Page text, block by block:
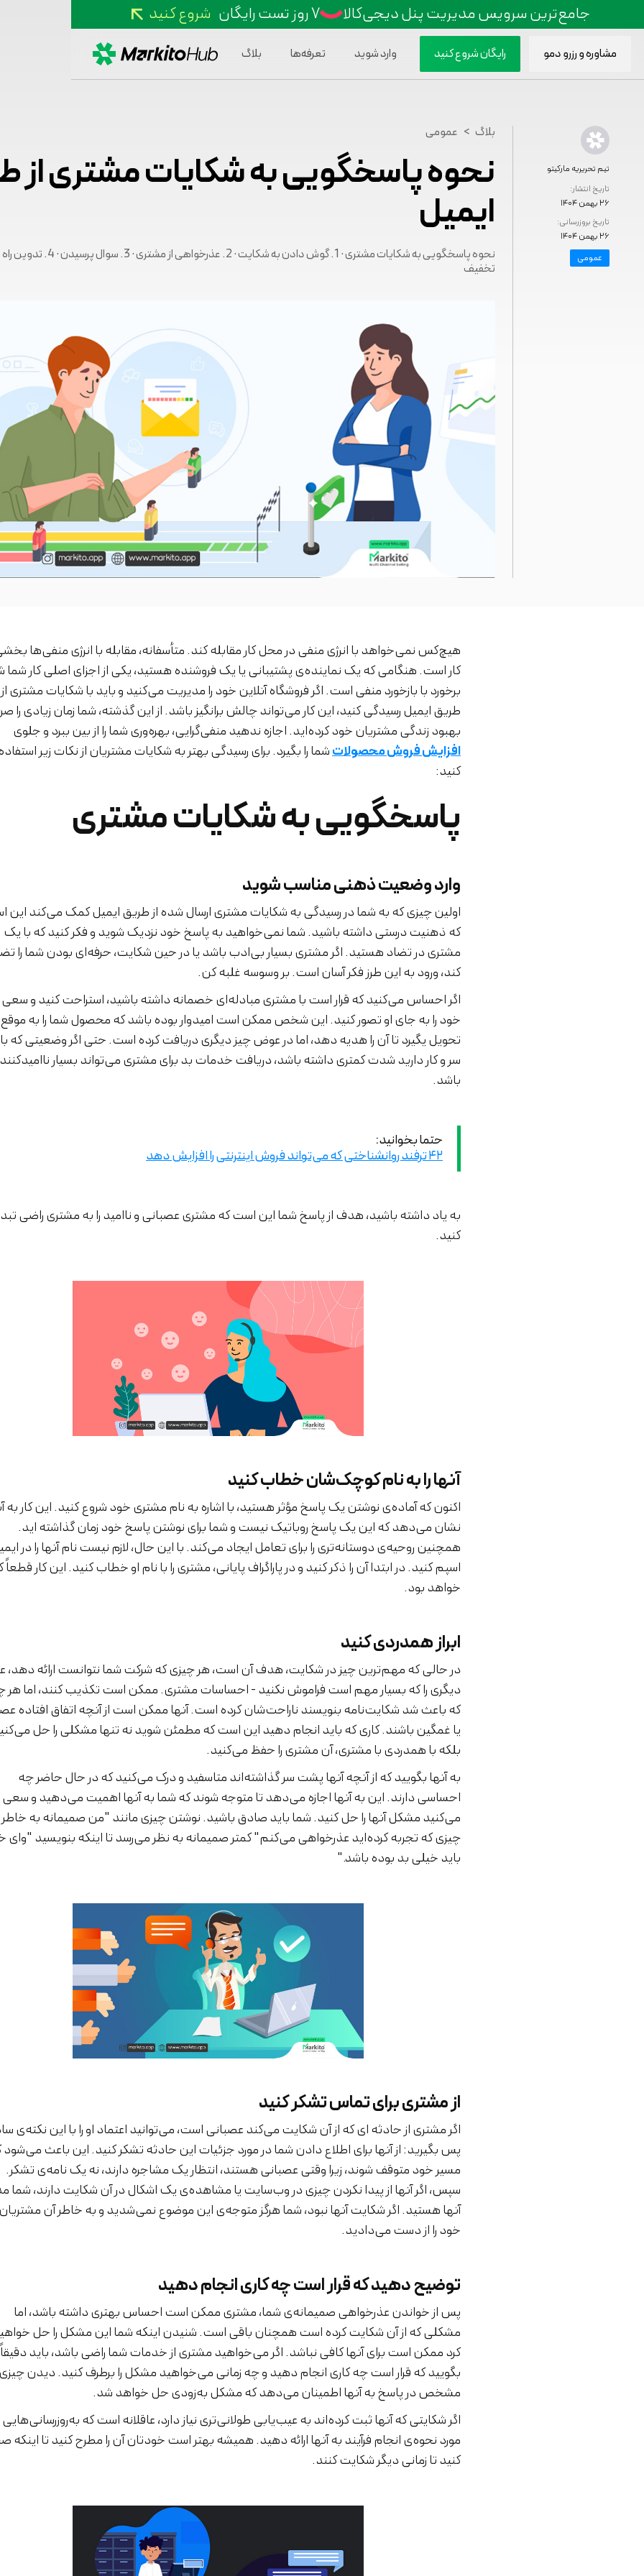
جامع‌ترین سرویس مدیریت پنل دیجی‌کالا ۷ روز تست رایگان شروع کنید
مشاوره و رزرو دمو رایگان شروع کنید وارد شوید تعرفه‌ها بلاگ
تیم تحریریه مارکیتو
تاریخ انتشار:
۲۶ بهمن ۱۴۰۴
تاریخ بروزرسانی:
۲۶ بهمن ۱۴۰۴
عمومی
بلاگ > عمومی
نحوه پاسخگویی به شکایات مشتری از
ایمیل
تخفیف
هیچ‌کس نمی‌خواهد با انرژی منفی در محل کار مقابله کند. متأسفانه، مقابله با انرژی منفی‌ها
کار است. هنگامی که یک نماینده‌ی پشتیبانی یا یک فروشنده هستید، یکی از اجزای اصلی کار شما
برخورد با بازخورد منفی است. اگر فروشگاه آنلاین خود را مدیریت می‌کنید و باید با شکایات مشتری از
طریق ایمیل رسیدگی کنید، این کار می‌تواند چالش برانگیز باشد. از این گذشته، شما زمان زیادی را
بهبود زندگی مشتریان خود کرده‌اید. اجازه ندهید منفی‌گرایی، بهره‌وری شما را از بین ببرد و جلوی
افزایش فروش محصولاتشما را بگیرد. برای رسیدگی بهتر به شکایات مشتریان از نکات زیر
کنید:
پاسخگویی به شکایات مشتری
وارد وضعیت ذهنی مناسب شوید
اولین چیزی که به شما در رسیدگی به شکایات مشتری ارسال شده از طریق ایمیل کمک می‌کند این
که ذهنیت درستی داشته باشید. شما نمی‌خواهید به پاسخ خود نزدیک شوید و فکر کنید که با یک
مشتری در تضاد هستید. اگر مشتری بسیار بی‌ادب باشد یا در حین شکایت، حرفه‌ای بودن شما را
کند، ورود به این طرز فکر آسان است. بر وسوسه‌ غلبه کن.
اگر احساس می‌کنید که قرار است با مشتری مبادله‌ای خصمانه داشته باشید، استراحت کنید و سعی
خود را به جای او تصور کنید. این شخص ممکن است امیدوار بوده باشد که محصول شما را به موقع
تحویل یگیرد تا آن را هدیه دهد، اما در عوض چیز دیگری دریافت کرده است. حتی اگر وضعیتی که
سر و کار دارید شدت کمتری داشته باشد، دریافت خدمات بد برای مشتری می‌تواند بسیار
باشد.
حتما بخوانید:
۴۲ ترفند روانشناختی که می‌تواند فروش اینترنتی را افزایش دهد
به یاد داشته باشید، هدف از پاسخ شما این است که مشتری عصبانی و ناامید را به مشتری راضی
کنید.
آنها را به نام کوچک‌شان خطاب کنید
اکنون که آماده‌ی نوشتن یک پاسخ مؤثر هستید، با اشاره به نام مشتری خود شروع کنید. این کار به
نشان می‌دهد که این یک پاسخ روباتیک نیست و شما برای نوشتن پاسخ خود زمان گذاشته اید.
همچنین روحیه‌ی دوستانه‌تری را برای تعامل ایجاد می‌کند. با این حال، لازم نیست نام آنها را در
اسپم کنید. در ابتدا آن را ذکر کنید و در پاراگراف پایانی، مشتری را با نام او خطاب کنید. این کار قطعاً
خواهد بود.
ابراز همدردی کنید
در حالی که مهم‌ترین چیز در شکایت، هدف آن است، هر چیزی که شرکت شما نتوانست ارائه دهد،
دیگری را که بسیار مهم است فراموش نکنید - احساسات مشتری. ممکن است تکذیب کنند، اما هر
که باعث شد شکایت‌نامه بنویسند ناراحت‌شان کرده است. آنها ممکن است از آنچه اتفاق افتاده
یا غمگین باشند. کاری که باید انجام دهید این است که مطمئن شوید نه تنها مشکلی را حل
بلکه با همدردی با مشتری، آن مشتری را حفظ می‌کنید.
به آنها بگویید که از آنچه آنها پشت سر گذاشته‌اند متاسفید و درک می‌کنید که در حال حاضر چه
احساسی دارند. این به آنها اجازه می‌دهد تا متوجه شوند که شما به آنها اهمیت می‌دهید و سعی
می‌کنید مشکل آنها را حل کنید. شما باید صادق باشید. نوشتن چیزی مانند "من صمیمانه به خاطر
چیزی که تجربه کرده‌اید عذرخواهی می‌کنم" کمتر صمیمانه به نظر می‌رسد تا اینکه بنویسید "وای
باید خیلی بد بوده باشد."
از مشتری برای تماس تشکر کنید
اگر مشتری از حادثه ای که از آن شکایت می‌کند عصبانی است، می‌توانید اعتماد او را با این نکته‌ی
پس بگیرید: از آنها برای اطلاع دادن شما در مورد جزئیات این حادثه تشکر کنید. این باعث می‌شود
مسیر خود متوقف شوند، زیرا وقتی عصبانی هستند، انتظار یک مشاجره دارند، نه یک نامه‌ی تشکر.
سپس، اگر آنها از پیدا نکردن چیزی در وب‌سایت یا مشاهده‌ی یک اشکال در آن شکایت دارند، شما
آنها هستید. اگر شکایت آنها نبود، شما هرگز متوجه‌ی این موضوع نمی‌شدید و به خاطر آن مشتریان
خود را از دست می‌دادید.
توضیح دهید که قرار است چه کاری انجام دهید
پس از خواندن عذرخواهی صمیمانه‌ی شما، مشتری ممکن است احساس بهتری داشته باشد، اما
مشکلی که از آن شکایت کرده است همچنان باقی است. شنیدن اینکه شما این مشکل را حل
کرد ممکن است برای آنها کافی نباشد. اگر می‌خواهید مشتری از خدمات شما راضی باشد، باید دقیقاً
بگویید که قرار است چه کاری انجام دهید و چه زمانی می‌خواهید مشکل را برطرف کنید. دیدن چیزی
مشخص در پاسخ به آنها اطمینان می‌دهد که مشکل به‌زودی حل خواهد شد.
اگر شکایتی که آنها ثبت کرده‌اند به عیب‌یابی طولانی‌تری نیاز دارد، عاقلانه است که
مورد نحوه‌ی انجام فرآیند به آنها ارائه دهید. همیشه بهتر است خودتان آن را مطرح کنید تا اینکه
کنید تا زمانی دیگر شکایت کنند.